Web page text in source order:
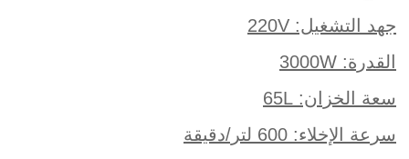
جهد التشغيل: 220V
القدرة: 3000W
سعة الخزان: 65L
سرعة الإخلاء: 600 لتر/دقيقة